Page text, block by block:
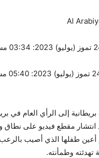
24
24
إلى الرأي العام في
انتشار مقطع فيديو على نطاق
طفلها الذي أصيب بالرعب
وطمأنته.